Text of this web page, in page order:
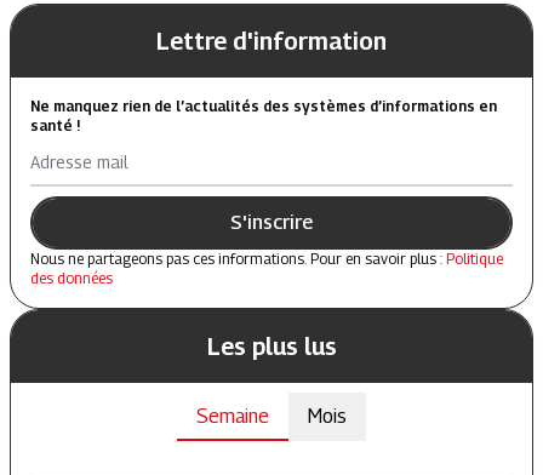
Lettre d'information
Ne manquez rien de l’actualités des systèmes d’informations en
santé !
Adresse mail
S'inscrire
Nous ne partageons pas ces informations. Pour en savoir plus : Politique
des données
Les plus lus
Semaine Mois